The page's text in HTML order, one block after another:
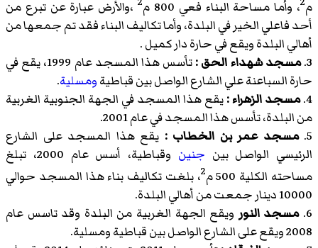
م ، وأما مساحة البناء فعي 800 م
،والأرض عبارة عن تبرع من
أحد فاعلي الخير في البلدة، وأما تكاليف البناء فقد تم جمعها من
أهالي البلدة ويقع في حارة دار كميل .
3. مسجد شهداء الحق :
تأسس هذا المسجد عام 1999، يقع في
حارة السباعنة علي الشارع الواصل بين قباطيةومسلية.
4. مسجد الزهراء :يقع هذا المسجد في الجهة الجنوبية الغربية
من البلدة، تأسس هذا المسجد في عام 2001.
5. مسجد عمر بن الخطاب : يقع هذا المسجد على الشارع
الرئيسي الواصل بين جنين
وقباطية، أسس عام 2000، تبلغ
مساحته الكلية 500 م
2، بلغت تكاليف بناء هذا المسجد حوالي
10000 دينار جمعت من أهالي البلدة.
6. مسجد النور ويقع الجهة الغربية من البلدة وقد تاسس عام
2008 ويقع على الشارع الواصل بين قباطية ومسلية.